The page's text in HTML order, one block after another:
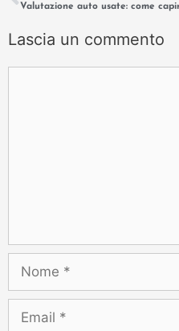
Valutazione auto usate: come
Lascia un commento